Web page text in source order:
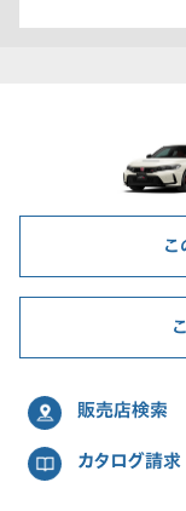
こ
販売店検索
カタログ請求